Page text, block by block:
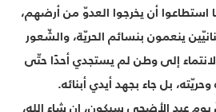
استطاعوا أن يخرجوا العدوّ من أرضهم،
ينعمون بنسائم الحريّة، والشّعور
إلى وطن لم يستجدي أحدًا حتّى
بل جاء بجهد أيدي أبنائه.
يوم عيد الأضحى سيكون، إن شاء الله،